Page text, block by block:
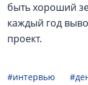
быть хороший
каждый год
проект.
#интервью